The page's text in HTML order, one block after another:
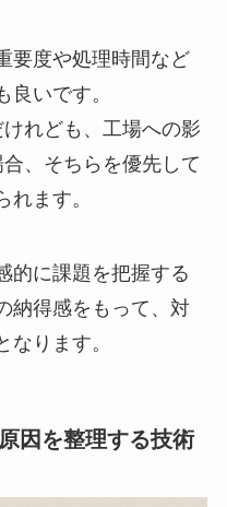
要度や処理時間など
いです。
れども、工場への影
、そちらを優先して
ます。
的に課題を把握する
納得感をもって、対
ります。
因を整理する技術